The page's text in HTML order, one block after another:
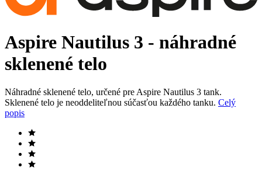
Aspire Nautilus 3 - náhradné
sklenené telo
Náhradné sklenené telo, určené pre Aspire Nautilus 3 tank.
Sklenené telo je neoddeliteľnou súčasťou každého tanku. Celý
popis